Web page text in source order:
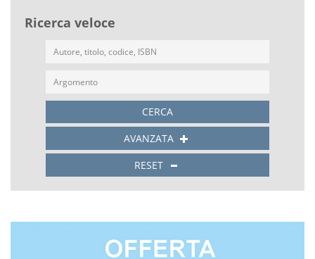
Ricerca veloce
CERCA
AVANZATA
RESET